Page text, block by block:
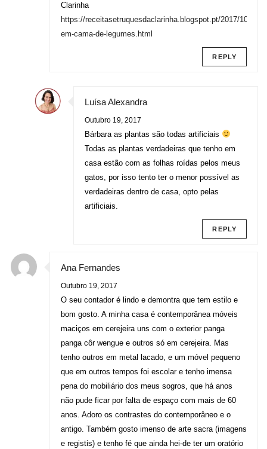
Clarinha
https://receitasetruquesdaclarinha.blogspot.pt/2017/10/
em-cama-de-legumes.html
REPLY
Luísa Alexandra
Outubro 19, 2017
Bárbara as plantas são todas artificiais
Todas as plantas verdadeiras que tenho em
casa estão com as folhas roídas pelos meus
gatos, por isso tento ter o menor possível as
verdadeiras dentro de casa, opto pelas
artificiais.
REPLY
Ana Fernandes
Outubro 19, 2017
O seu contador é lindo e demontra que tem estilo e
bom gosto. A minha casa é contemporânea móveis
maciços em cerejeira uns com o exterior panga
panga côr wengue e outros só em cerejeira. Mas
tenho outros em metal lacado, e um móvel pequeno
que em outros tempos foi escolar e tenho imensa
pena do mobiliário dos meus sogros, que há anos
não pude ficar por falta de espaço com mais de 60
anos. Adoro os contrastes do contemporâneo e o
antigo. Também gosto imenso de arte sacra (imagens
e registis) e tenho fé que ainda hei-de ter um oratório